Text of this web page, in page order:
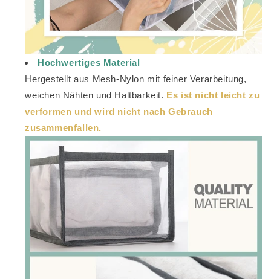
Hochwertiges Material
Hergestellt aus Mesh-Nylon mit feiner Verarbeitung,
weichen Nähten und Haltbarkeit. Es ist nicht leicht zu
verformen und wird nicht nach Gebrauch
zusammenfallen.